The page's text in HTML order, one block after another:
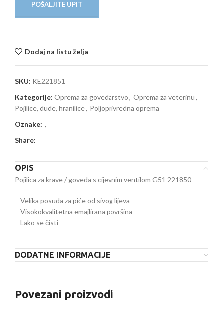
POŠALJITE UPIT
Dodaj na listu želja
SKU: KE221851
Kategorije: Oprema za govedarstvo, Oprema za veterinu,
Pojilice, dude, hranilice, Poljoprivredna oprema
Oznake: ,
Share:
OPIS
Pojilica za krave / goveda s cijevnim ventilom G51 221850
– Velika posuda za piće od sivog lijeva
– Visokokvalitetna emajlirana površina
– Lako se čisti
DODATNE INFORMACIJE
Povezani proizvodi